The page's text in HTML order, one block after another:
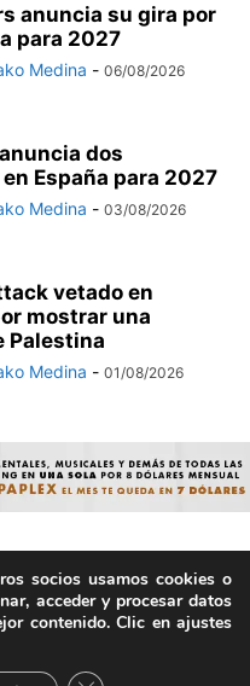
anuncia su gira por
para 2027
Medina - 06/08/2026
dos
España para 2027
Medina - 03/08/2026
vetado en
mostrar una
Palestina
Medina - 01/08/2026
por humanos, no por
reservados.
socios usamos cookies o
acceder y procesar datos
contenido. Clic en ajustes